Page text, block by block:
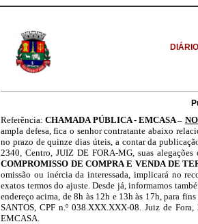
Referência: CHAMADA PÚBLICA - EMCASA –
ampla defesa, fica o senhor contratante abaixo
no prazo de quinze dias úteis, a contar da
2340, Centro, JUIZ DE FORA-MG, suas
COMPROMISSO DE COMPRA E VENDA DE
omissão ou inércia da interessada, implicará no
exatos termos do ajuste. Desde já, informamos
endereço acima, de 8h às 12h e 13h às 17h, para
SANTOS, CPF n.º 038.XXX.XXX-08. Juiz de
EMCASA.